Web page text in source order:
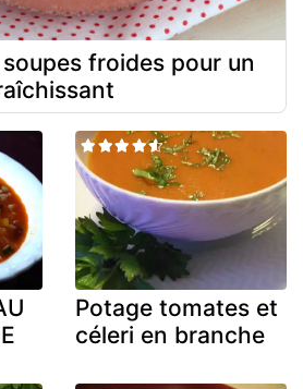
froides pour un
Potage tomates et
céleri en branche